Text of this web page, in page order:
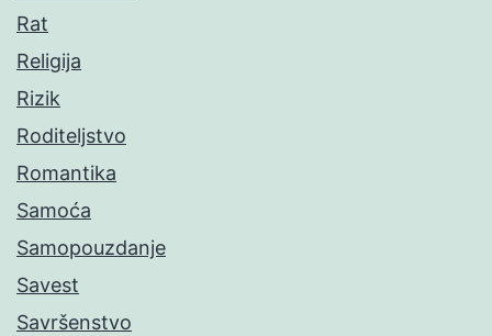
Rat
Religija
Rizik
Roditeljstvo
Romantika
Samoća
Samopouzdanje
Savest
Savršenstvo